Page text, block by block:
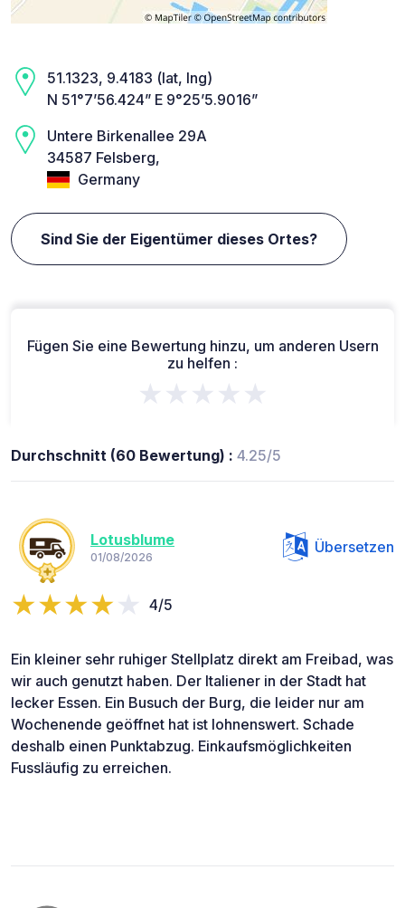
51.1323, 9.4183 (lat, lng)
N 51°7’56.424” E 9°25’5.9016”
Untere Birkenallee 29A
34587 Felsberg,
Germany
Sind Sie der Eigentümer dieses Ortes?
Fügen Sie eine Bewertung hinzu, um anderen Usern
zu helfen :
★★★★★
Durchschnitt (60 Bewertung) : 4.25/5
Lotusblume
01/08/2026
Übersetzen
4/5
Ein kleiner sehr ruhiger Stellplatz direkt am Freibad, was
wir auch genutzt haben. Der Italiener in der Stadt hat
lecker Essen. Ein Busuch der Burg, die leider nur am
Wochenende geöffnet hat ist lohnenswert. Schade
deshalb einen Punktabzug. Einkaufsmöglichkeiten
Fussläufig zu erreichen.